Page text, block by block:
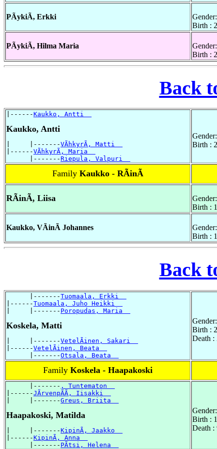
PÃykiÃ, Erkki
Birth :
PÃykiÃ, Hilma Maria
Birth :
Back
|------Kaukko, Antti
Kaukko, Antti
|     |-------VÃhkyrÃ, Matti
|------VÃhkyrÃ, Maria
      |-------
Riepula, Valpuri
Birth :
Family Kaukko - RÃinÃ
RÃinÃ, Liisa
Birth :
Kaukko, VÃinÃ Johannes
Birth :
Back
      |-------
Tuomaala, Erkki
|------Tuomaala, Juho Heikki
|     |------- Poropudas, Maria
Koskela, Matti
|     |-------VetelÃinen, Sakari
|------VetelÃinen, Beata
      |-------
Otsala, Beata
Birth :
Death :
Family Koskela - Haapakoski
      |-------
, Tuntematon
|------JÃrvenpÃÃ, Iisakki
|     |-------Greus, Briita
Haapakoski, Matilda
|     |-------KipinÃ, Jaakko
|------KipinÃ, Anna
      |-------
PÃtsi, Helena
Birth :
Death :